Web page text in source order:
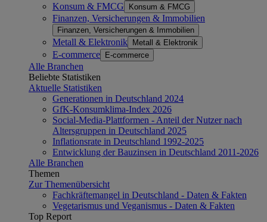
Konsum & FMCG Konsum & FMCG
Finanzen, Versicherungen & Immobilien
Finanzen, Versicherungen & Immobilien
Metall & Elektronik Metall & Elektronik
E-commerce E-commerce
Alle Branchen
Beliebte Statistiken
Aktuelle Statistiken
Generationen in Deutschland 2024
GfK-Konsumklima-Index 2026
Social-Media-Plattformen - Anteil der Nutzer nach
Altersgruppen in Deutschland 2025
Inflationsrate in Deutschland 1992-2025
Entwicklung der Bauzinsen in Deutschland 2011-2026
Alle Branchen
Themen
Zur Themenübersicht
Fachkräftemangel in Deutschland - Daten & Fakten
Vegetarismus und Veganismus - Daten & Fakten
Top Report